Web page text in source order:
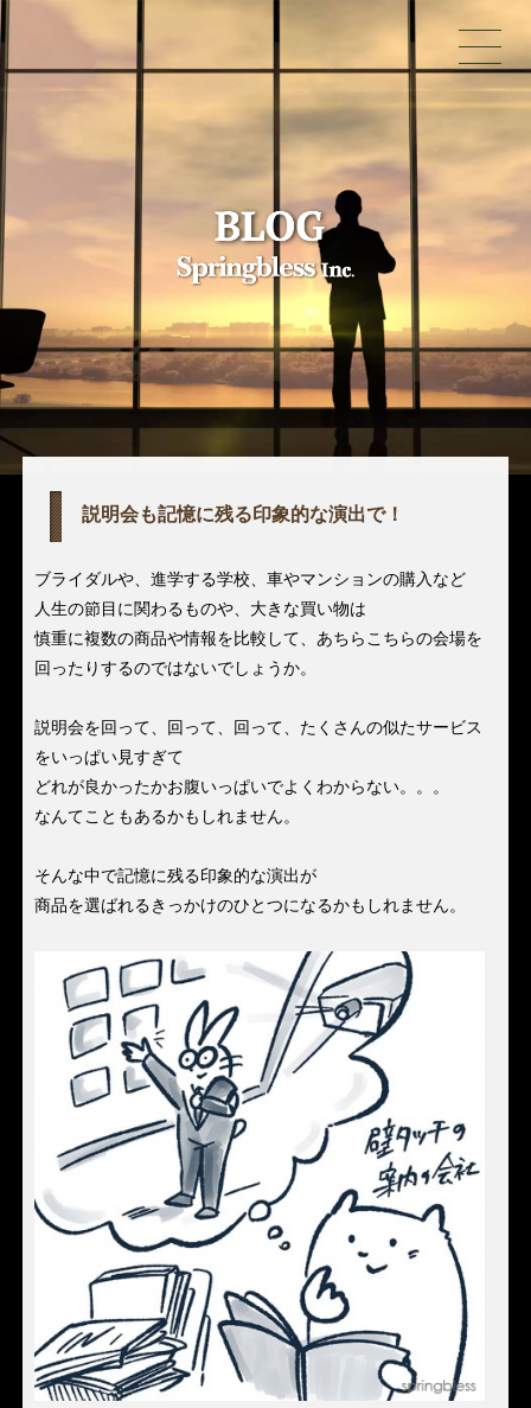
説明会も記憶に残る印象的な演出で！
ブライダルや、進学する学校、車やマンションの購入など
人生の節目に関わるものや、大きな買い物は
慎重に複数の商品や情報を比較して、あちらこちらの会場を
回ったりするのではないでしょうか。
説明会を回って、回って、回って、たくさんの似たサービス
をいっぱい見すぎて
どれが良かったかお腹いっぱいでよくわからない。。。
なんてこともあるかもしれません。
そんな中で記憶に残る印象的な演出が
商品を選ばれるきっかけのひとつになるかもしれません。